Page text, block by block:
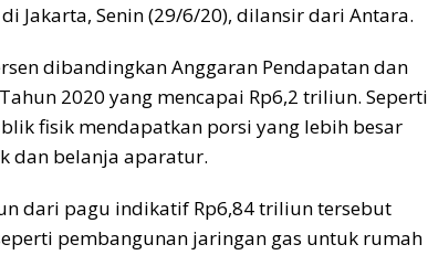
Jakarta, Senin (29/6/20), dilansir dari Antara.
dibandingkan Anggaran Pendapatan dan
2020 yang mencapai Rp6,2 triliun. Seperti
fisik mendapatkan porsi yang lebih besar
dan belanja aparatur.
dari pagu indikatif Rp6,84 triliun tersebut
pembangunan jaringan gas untuk rumah